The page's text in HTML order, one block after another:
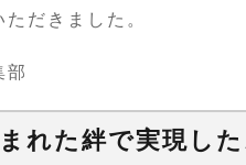
だきました。
部
れた絆で実現し